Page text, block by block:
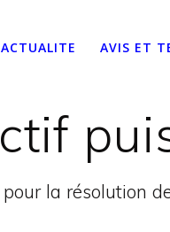
ACTUALITE AVIS ET
la résolution